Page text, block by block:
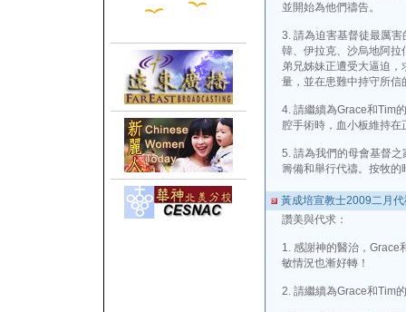
並開始為他們禱告。
3. 請為迫害基督徒最厲
韓、伊拉克、沙烏地阿拉
弟兄姊妹正遭受大逼迫
量，並在患難中持守所信
4. 請繼續為Grace和Tim
腔手術時，血小板維持在
5. 請為我們的母會基督
籌備和舉行代禱。按牧的
黃成培宣教士2009二月
讚美與代求：
1. 感謝神的醫治，Grace
敏情況也漸好轉！
2. 請繼續為Grace和Tim